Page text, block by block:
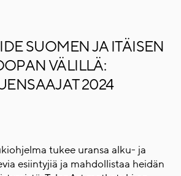
SUOMEN JA ITÄISEN
VÄLILLÄ:
2024
tukee uransa alku- ja
esiintyjiä ja mahdollistaa heidän